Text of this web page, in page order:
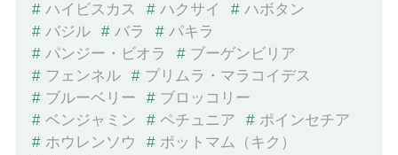
# ハイビスカス # ハクサイ # ハボタン
# バジル # バラ # パキラ
# パンジー・ビオラ # ブーゲンビリア
# フェンネル # プリムラ・マラコイデス
# ブルーベリー # ブロッコリー
# ベンジャミン # ペチュニア # ポインセチア
# ホウレンソウ # ポットマム（キク）